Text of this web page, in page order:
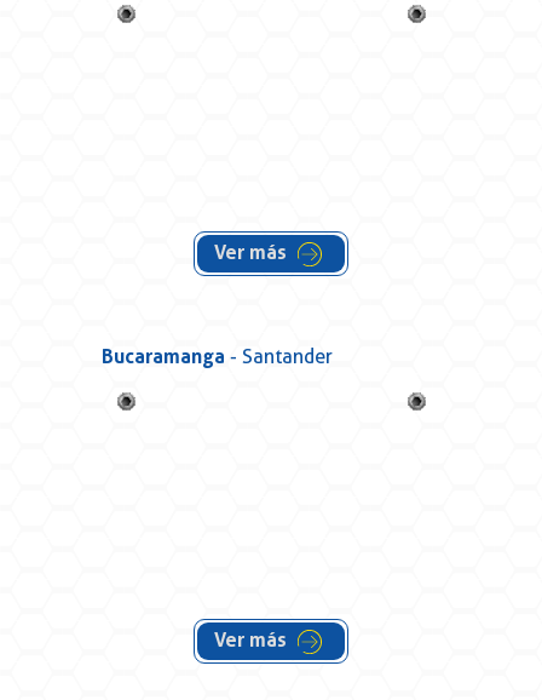
Ver más
Bucaramanga - Santander
Ver más